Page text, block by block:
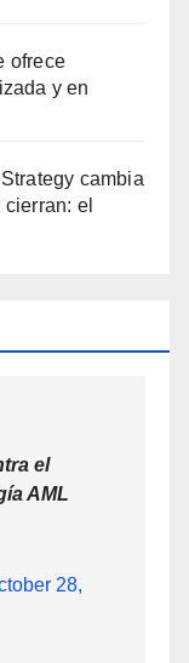
ofrece
y en
cambia
el
el
AML
28,